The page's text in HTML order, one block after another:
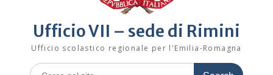
Ufficio VII – sede di Rimini
Ufficio scolastico regionale per l'Emilia-Romagna
Search